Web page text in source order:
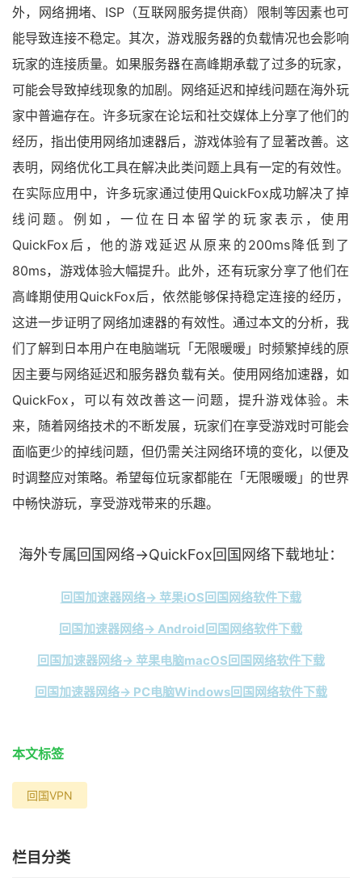
外，网络拥堵、ISP（互联网服务提供商）限制等因素也可
能导致连接不稳定。其次，游戏服务器的负载情况也会影响
玩家的连接质量。如果服务器在高峰期承载了过多的玩家，
可能会导致掉线现象的加剧。网络延迟和掉线问题在海外玩
家中普遍存在。许多玩家在论坛和社交媒体上分享了他们的
经历，指出使用网络加速器后，游戏体验有了显著改善。这
表明，网络优化工具在解决此类问题上具有一定的有效性。
在实际应用中，许多玩家通过使用QuickFox成功解决了掉
线问题。例如，一位在日本留学的玩家表示，使用
QuickFox后，他的游戏延迟从原来的200ms降低到了
80ms，游戏体验大幅提升。此外，还有玩家分享了他们在
高峰期使用QuickFox后，依然能够保持稳定连接的经历，
这进一步证明了网络加速器的有效性。通过本文的分析，我
们了解到日本用户在电脑端玩「无限暖暖」时频繁掉线的原
因主要与网络延迟和服务器负载有关。使用网络加速器，如
QuickFox，可以有效改善这一问题，提升游戏体验。未
来，随着网络技术的不断发展，玩家们在享受游戏时可能会
面临更少的掉线问题，但仍需关注网络环境的变化，以便及
时调整应对策略。希望每位玩家都能在「无限暖暖」的世界
中畅快游玩，享受游戏带来的乐趣。
海外专属回国网络→QuickFox回国网络下载地址：
回国加速器网络→ 苹果iOS回国网络软件下载
回国加速器网络→ Android回国网络软件下载
回国加速器网络→ 苹果电脑macOS回国网络软件下载
回国加速器网络→ PC电脑Windows回国网络软件下载
本文标签
回国VPN
栏目分类